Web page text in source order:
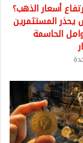
أسعار الذهب؟
المستثمرين
الحاسمة